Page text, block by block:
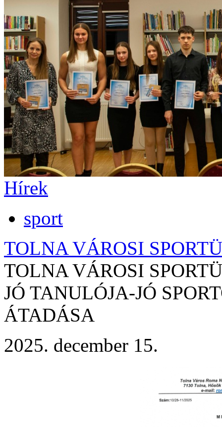
Hírek
sport
TOLNA VÁROSI
TOLNA VÁROSI
JÓ TANULÓJA-JÓ
ÁTADÁSA
2025. december 15.